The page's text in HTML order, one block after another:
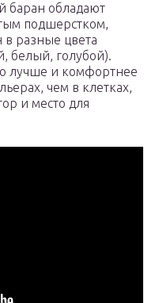
баран обладают
подшерстком,
разные цвета
белый, голубой).
лучше и комфортнее
чем в клетках,
и место для